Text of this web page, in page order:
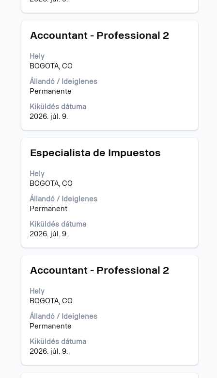
billentyűvel
navigálni
az
állásajánlat
megtekintéséhez.
Cím
Accountant - Professional 2
Hely
BOGOTA, CO
Állandó / Ideiglenes
Permanente
Kiküldés dátuma
2026. júl. 9.
Jelölje
a
szóköz
billentyűvel
az
állásinformáció
tartalmának
megtekintéséhez.
Cím
Especialista de Impuestos
Hely
BOGOTA, CO
Állandó / Ideiglenes
Permanent
Kiküldés dátuma
2026. júl. 9.
Jelölje
a
szóköz
billentyűvel
az
állásinformáció
tartalmának
megtekintéséhez.
Cím
Accountant - Professional 2
Hely
BOGOTA, CO
Állandó / Ideiglenes
Permanente
Kiküldés dátuma
2026. júl. 9.
Jelölje
a
szóköz
billentyűvel
az
állásinformáció
tartalmának
megtekintéséhez.